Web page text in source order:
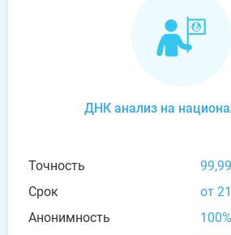
ДНК анализ на
Точность
Срок
от
Анонимность
100%